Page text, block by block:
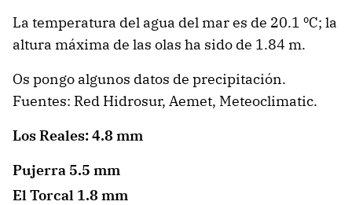
La temperatura del agua del mar es de 20.1 ºC; la
altura máxima de las olas ha sido de 1.84 m.
Os pongo algunos datos de precipitación.
Fuentes: Red Hidrosur, Aemet, Meteoclimatic.
Los Reales: 4.8 mm
Pujerra 5.5 mm
El Torcal 1.8 mm